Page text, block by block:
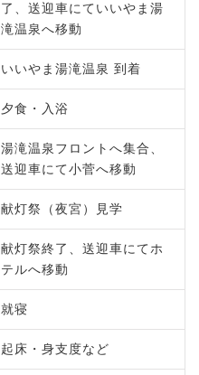
了、送迎車にていいやま湯
滝温泉へ移動
いいやま湯滝温泉 到着
夕食・入浴
湯滝温泉フロントへ集合、
送迎車にて小菅へ移動
献灯祭（夜宮）見学
献灯祭終了、送迎車にてホ
テルへ移動
就寝
起床・身支度など